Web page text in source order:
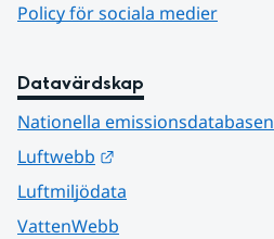
Policy för sociala medier
Datavärdskap
Nationella emissionsdatabasen
Luftwebb
Luftmiljödata
VattenWebb